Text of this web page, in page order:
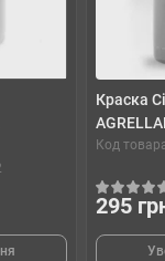
Краска
Код
295